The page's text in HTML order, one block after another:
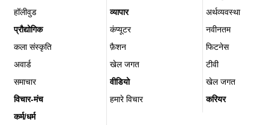
हॉलीवुड
व्यापार
अर्थव्यवस्था
प्रौद्योगिक
कंप्यूटर
नवीनतम
कला संस्कृति
फ़ैशन
फिटनेस
अवार्ड
खेल जगत
टीवी
समाचार
वीडियो
खेल जगत
विचार-मंच
हमारे विचार
करियर
कर्म/धर्म